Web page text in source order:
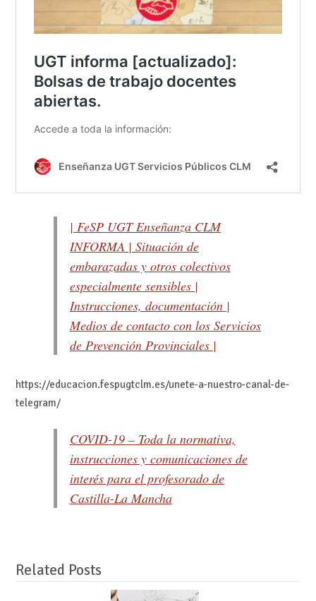
| FeSP UGT Enseñanza CLM
INFORMA | Situación de
embarazadas y otros colectivos
especialmente sensibles |
Instrucciones, documentación |
Medios de contacto con los Servicios
de Prevención Provinciales |
https://educacion.fespugtclm.es/unete-a-nuestro-canal-de-
telegram/
COVID-19 – Toda la normativa,
instrucciones y comunicaciones de
interés para el profesorado de
Castilla-La Mancha
Related Posts